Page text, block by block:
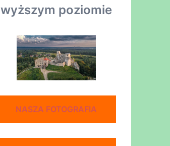
wyższym poziomie
NASZA FOTOGRAFIA